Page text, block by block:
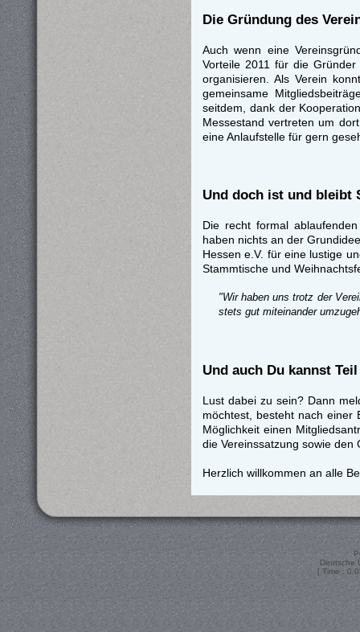
Die Gründung des
Auch wenn eine
Vorteile 2011 für die
organisieren. Als Verein
gemeinsame
seitdem, dank der
Messestand vertreten um
eine Anlaufstelle für gern
Und doch ist und bleibt
Die recht formal
haben nichts an der
Hessen e.V. für eine lustige
Stammtische und
"Wir haben uns trotz der
stets gut miteinander
Und auch Du kannst
Lust dabei zu sein? Dann
möchtest, besteht nach einer
Möglichkeit einen
die Vereinssatzung sowie den
Herzlich willkommen an alle
Deutsche
[ Time :